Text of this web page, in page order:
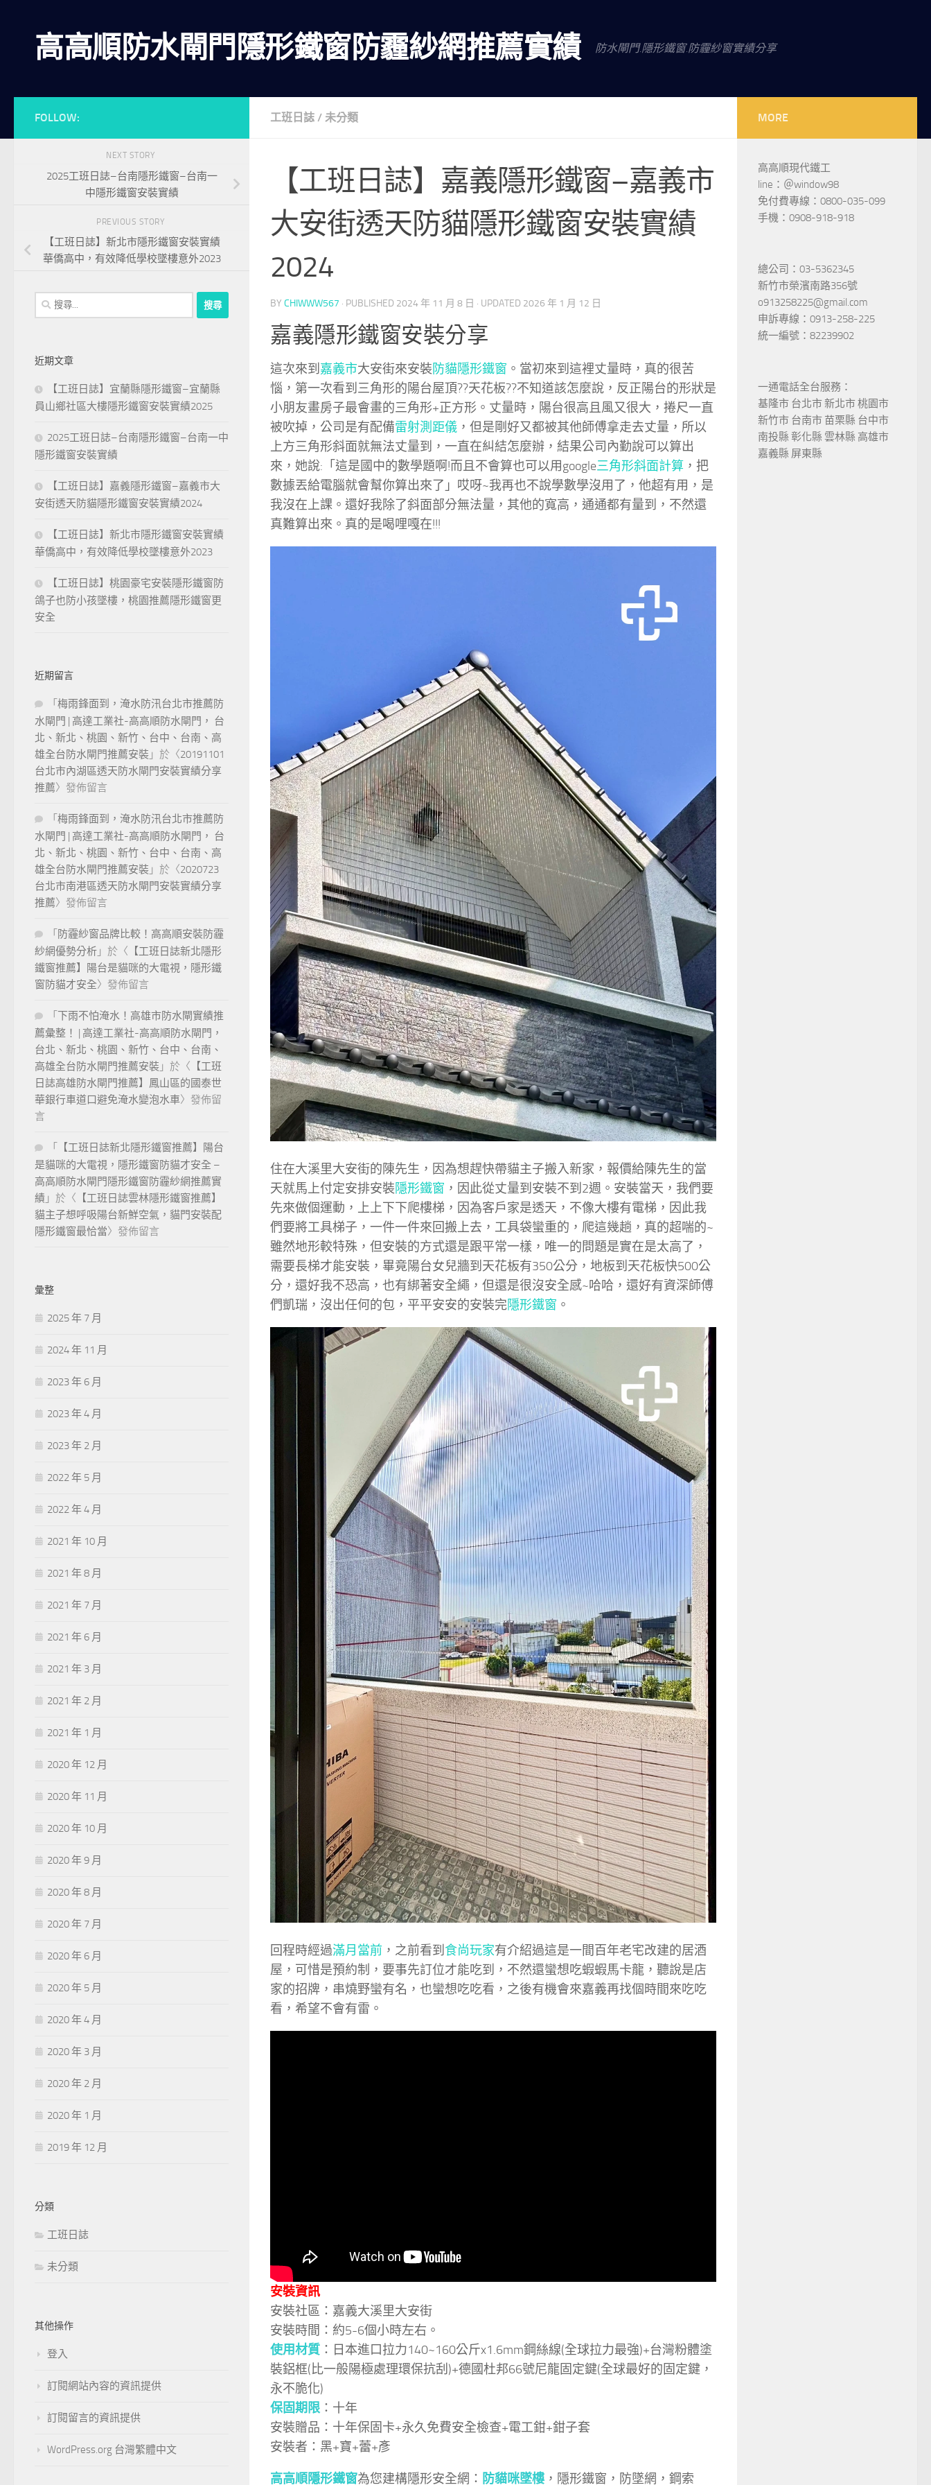
高高順防水閘門隱形鐵窗防霾紗網推薦實績 防水閘門.隱形鐵窗.防霾紗窗實績分享
工班日誌 / 未分類
【工班日誌】嘉義隱形鐵窗–嘉義市
大安街透天防貓隱形鐵窗安裝實績
2024
BY CHIWWW567 · PUBLISHED 2024 年 11 月 8 日 · UPDATED 2026 年 1 月 12 日
嘉義隱形鐵窗安裝分享
這次來到 嘉義市大安街來安裝防貓隱形鐵窗 。當初來到這裡丈量時，真的很苦
惱，第一次看到三角形的陽台屋頂??天花板??不知道該怎麼說，反正陽台的形狀是
小朋友畫房子最會畫的三角形+正方形。丈量時，陽台很高且風又很大，捲尺一直
被吹掉，公司是有配備雷射測距儀 ，但是剛好又都被其他師傅拿走去丈量，所以
上方三角形斜面就無法丈量到，一直在糾結怎麼辦，結果公司內勤說可以算出
來，她說:「這是國中的數學題啊!而且不會算也可以用google三角形斜面計算 ，把
數據丟給電腦就會幫你算出來了」哎呀~我再也不說學數學沒用了，他超有用，是
我沒在上課。還好我除了斜面部分無法量，其他的寬高，通通都有量到，不然還
真難算出來。真的是喝哩嘎在!!!
住在大溪里大安街的陳先生，因為想趕快帶貓主子搬入新家，報價給陳先生的當
天就馬上付定安排安裝隱形鐵窗 ，因此從丈量到安裝不到2週。安裝當天，我們要
先來做個運動，上上下下爬樓梯，因為客戶家是透天，不像大樓有電梯，因此我
們要將工具梯子，一件一件來回搬上去，工具袋蠻重的，爬這幾趟，真的超喘的~
雖然地形較特殊，但安裝的方式還是跟平常一樣，唯一的問題是實在是太高了，
需要長梯才能安裝，畢竟陽台女兒牆到天花板有350公分，地板到天花板快500公
分，還好我不恐高，也有綁著安全繩，但還是很沒安全感~哈哈，還好有資深師傅
們凱瑞，沒出任何的包，平平安安的安裝完隱形鐵窗 。
回程時經過滿月當前 ，之前看到 食尚玩家有介紹過這是一間百年老宅改建的居酒
屋，可惜是預約制，要事先訂位才能吃到，不然還蠻想吃蝦蝦馬卡龍，聽說是店
家的招牌，串燒野蠻有名，也蠻想吃吃看，之後有機會來嘉義再找個時間來吃吃
看，希望不會有雷。
安裝資訊
安裝社區：嘉義大溪里大安街
安裝時間：約5-6個小時左右。
使用材質 ：日本進口拉力140~160公斤x1.6mm鋼絲線(全球拉力最強)+台灣粉體塗
裝鋁框(比一般陽極處理環保抗刮)+德國杜邦66號尼龍固定鍵(全球最好的固定鍵，
永不脆化)
保固期限 ：十年
安裝贈品：十年保固卡+永久免費安全檢查+電工鉗+鉗子套
安裝者：黑+寶+蕾+彥
高高順隱形鐵窗為您建構隱形安全網： 防貓咪墜樓 ，隱形鐵窗，防墜網，鋼索
FOLLOW:
NEXT STORY
2025工班日誌–台南隱形鐵窗–台南一
中隱形鐵窗安裝實績
PREVIOUS STORY
【工班日誌】新北市隱形鐵窗安裝實績
華僑高中，有效降低學校墜樓意外2023
搜
尋
字:
近期文章
【工班日誌】宜蘭縣隱形鐵窗–宜蘭縣
員山鄉社區大樓隱形鐵窗安裝實績2025
2025工班日誌–台南隱形鐵窗–台南一中
隱形鐵窗安裝實績
【工班日誌】嘉義隱形鐵窗–嘉義市大
安街透天防貓隱形鐵窗安裝實績2024
【工班日誌】新北市隱形鐵窗安裝實績
華僑高中，有效降低學校墜樓意外2023
【工班日誌】桃園豪宅安裝隱形鐵窗防
鴿子也防小孩墜樓，桃園推薦隱形鐵窗更
安全
近期留言
「 梅雨鋒面到，淹水防汛台北市推薦防
水閘門 | 高達工業社-高高順防水閘門， 台
北、新北、桃園、新竹、台中、台南、高
雄全台防水閘門推薦安裝 」於〈20191101
台北市內湖區透天防水閘門安裝實績分享
推薦〉發佈留言
「 梅雨鋒面到，淹水防汛台北市推薦防
水閘門 | 高達工業社-高高順防水閘門， 台
北、新北、桃園、新竹、台中、台南、高
雄全台防水閘門推薦安裝 」於〈2020723
台北市南港區透天防水閘門安裝實績分享
推薦〉發佈留言
「 防霾紗窗品牌比較！高高順安裝防霾
紗網優勢分析 」於〈 【工班日誌新北隱形
鐵窗推薦】陽台是貓咪的大電視，隱形鐵
窗防貓才安全〉發佈留言
「 下雨不怕淹水！高雄市防水閘實績推
薦彙整！ | 高達工業社-高高順防水閘門，
台北、新北、桃園、新竹、台中、台南、
高雄全台防水閘門推薦安裝 」於〈 【工班
日誌高雄防水閘門推薦】鳳山區的國泰世
華銀行車道口避免淹水變泡水車〉發佈留
言
「
【工班日誌新北隱形鐵窗推薦】陽台
是貓咪的大電視，隱形鐵窗防貓才安全 –
高高順防水閘門隱形鐵窗防霾紗網推薦實
績 」於〈 【工班日誌雲林隱形鐵窗推薦】
貓主子想呼吸陽台新鮮空氣，貓門安裝配
隱形鐵窗最恰當〉發佈留言
彙整
2025 年 7 月
2024 年 11 月
2023 年 6 月
2023 年 4 月
2023 年 2 月
2022 年 5 月
2022 年 4 月
2021 年 10 月
2021 年 8 月
2021 年 7 月
2021 年 6 月
2021 年 3 月
2021 年 2 月
2021 年 1 月
2020 年 12 月
2020 年 11 月
2020 年 10 月
2020 年 9 月
2020 年 8 月
2020 年 7 月
2020 年 6 月
2020 年 5 月
2020 年 4 月
2020 年 3 月
2020 年 2 月
2020 年 1 月
2019 年 12 月
分類
工班日誌
未分類
其他操作
登入
訂閱網站內容的資訊提供
訂閱留言的資訊提供
WordPress.org 台灣繁體中文
MORE
高高順現代鐵工
line：＠window98
免付費專線：0800-035-099
手機：0908-918-918
總公司：03-5362345
新竹市榮濱南路356號
o913258225@gmail.com
申訴專線：0913-258-225
統一編號：82239902
一通電話全台服務：
基隆市 台北市 新北市 桃園市
新竹市 台南市 苗栗縣 台中市
南投縣 彰化縣 雲林縣 高雄市
嘉義縣 屏東縣